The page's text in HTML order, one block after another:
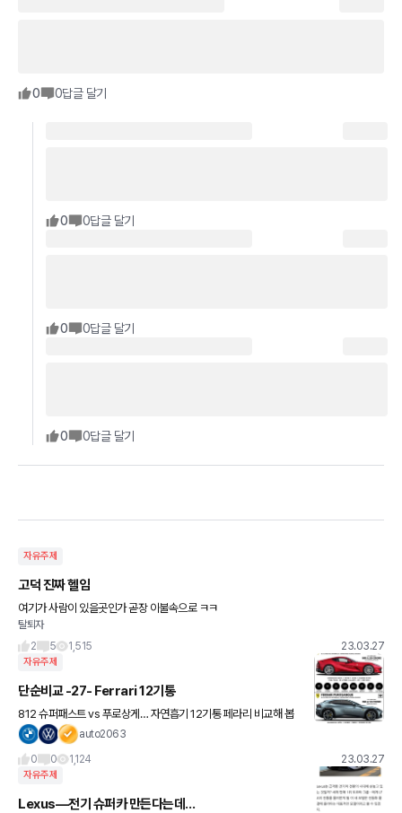
0 0답글 달기
0 0답글 달기
0 0답글 달기
0 0답글 달기
자유주제
고덕 진짜 헬임
여기가 사람이 있을곳인가 곧장 이불속으로 ㅋㅋ
탈퇴자
2
5 1,515 23.03.27
자유주제
단순비교 -27- Ferrari 12기통
812 슈퍼패스트 vs 푸로상게… 자연흡기 12기통 페라리 비교해 봅
니다
auto2063
0
0 1,124 23.03.27
자유주제
Lexus—전기 슈퍼카 만든다는데…